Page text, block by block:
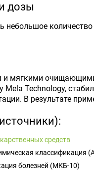
дозы
небольшое
и мягкими
Mela Technology,
В результате
средств
классификация
болезней (МКБ-10)